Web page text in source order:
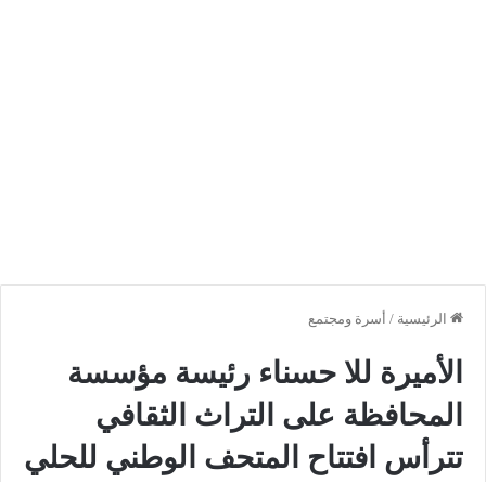
الرئيسية / أسرة ومجتمع
الأميرة للا حسناء رئيسة مؤسسة
المحافظة على التراث الثقافي
تترأس افتتاح المتحف الوطني للحلي